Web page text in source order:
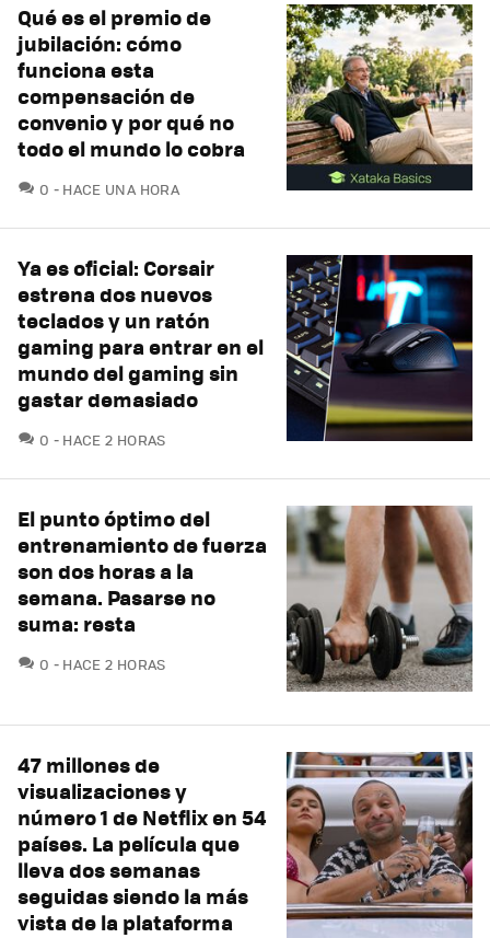
Qué es el premio de
jubilación: cómo
funciona esta
compensación de
convenio y por qué no
todo el mundo lo cobra
0 COMENTARIOS
HACE UNA HORA
Ya es oficial: Corsair
estrena dos nuevos
teclados y un ratón
gaming para entrar en el
mundo del gaming sin
gastar demasiado
0 COMENTARIOS
HACE 2 HORAS
El punto óptimo del
entrenamiento de fuerza
son dos horas a la
semana. Pasarse no
suma: resta
0 COMENTARIOS
HACE 2 HORAS
47 millones de
visualizaciones y
número 1 de Netflix en 54
países. La película que
lleva dos semanas
seguidas siendo la más
vista de la plataforma